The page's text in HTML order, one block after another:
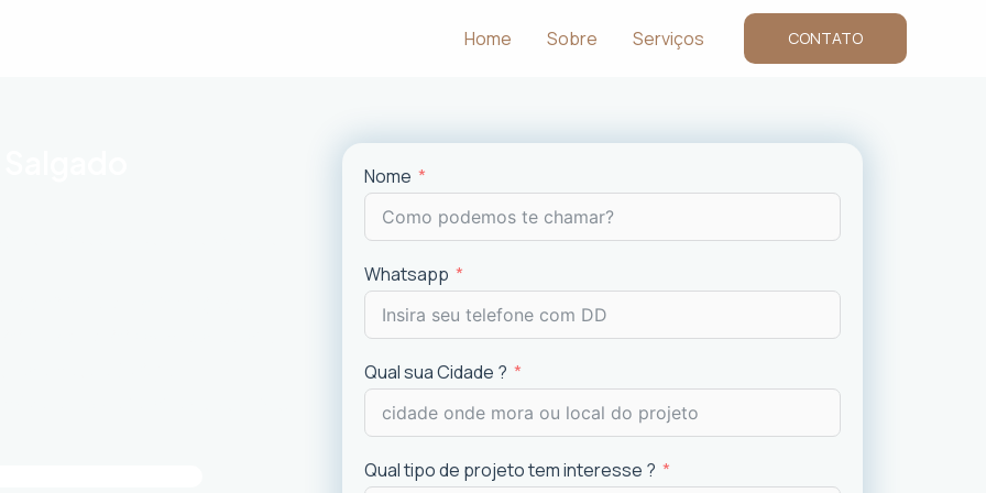
Home Sobre Serviços CONTATO
Nome
Whatsapp
Qual sua Cidade ?
Qual tipo de projeto tem interesse ?